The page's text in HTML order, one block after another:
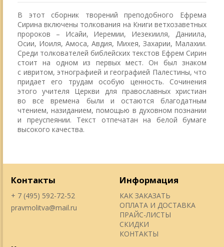
В этот сборник творений преподобного Ефрема
Сирина включены толкования на Книги ветхозаветных
пророков – Исайи, Иеремии, Иезекииля, Даниила,
Осии, Иоиля, Амоса, Авдия, Михея, Захарии, Малахии.
Среди толкователей библейских текстов Ефрем Сирин
стоит на одном из первых мест. Он был знаком
с ивритом, этнографией и географией Палестины, что
придает его трудам особую ценность. Сочинения
этого учителя Церкви для православных христиан
во все времена были и остаются благодатным
чтением, назиданием, помощью в духовном познании
и преуспеянии. Текст отпечатан на белой бумаге
высокого качества.
Контакты
+ 7 (495) 592-72-52
pravmolitva@mail.ru
Информация
КАК ЗАКАЗАТЬ
ОПЛАТА И ДОСТАВКА
ПРАЙС-ЛИСТЫ
СКИДКИ
КОНТАКТЫ